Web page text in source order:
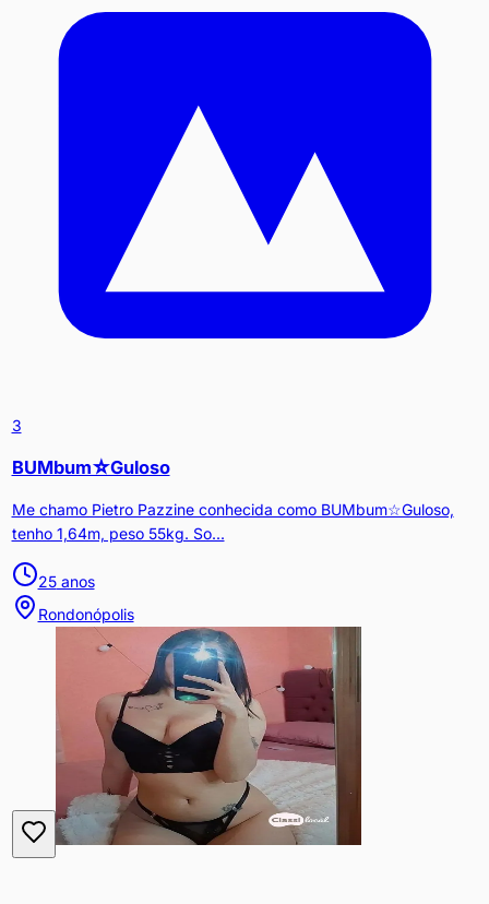
3
BUMbum☆Guloso
Me chamo Pietro Pazzine conhecida como BUMbum☆Guloso,
tenho 1,64m, peso 55kg. So...
25anos
Rondonópolis